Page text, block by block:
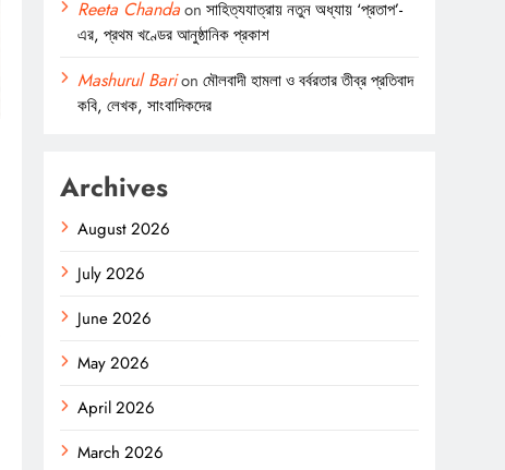
Reeta Chandaonসাহিত্যযাত্রায় নতুন অধ্যায় ‘প্রতাপ’-
এর, প্রথম খণ্ডের আনুষ্ঠানিক প্রকাশ
Mashurul Barionমৌলবাদী হামলা ও বর্বরতার তীব্র প্রতিবাদ
কবি, লেখক, সাংবাদিকদের
Archives
August 2026
July 2026
June 2026
May 2026
April 2026
March 2026